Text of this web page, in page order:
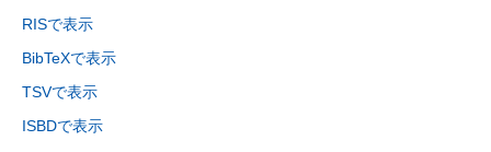
RISで表示
BibTeXで表示
TSVで表示
ISBDで表示